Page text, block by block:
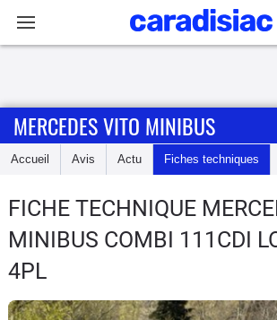
Accueil
Essais
Guide
d'achat
MERCEDES VITO MINIBUS
Accueil Avis Actu Fiches techniques
FICHE TECHNIQUE
MINIBUS COMBI 111CDI
4PL